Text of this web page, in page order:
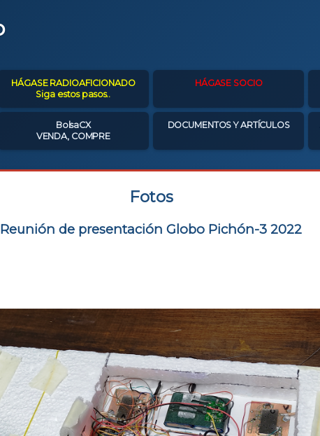
HÁGASE RADIOAFICIONADO
Siga estos pasos..
HÁGASE SOCIO
BolsaCX
VENDA, COMPRE
DOCUMENTOS Y ARTÍCULOS
Fotos
Reunión de presentación Globo Pichón-3 2022